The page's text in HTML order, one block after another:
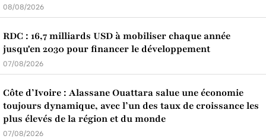
08/08/2026
RDC : 16,7 milliards USD à mobiliser chaque année
jusqu'en 2030 pour financer le développement
07/08/2026
Côte d’Ivoire : Alassane Ouattara salue une économie
toujours dynamique, avec l’un des taux de croissance les
plus élevés de la région et du monde
07/08/2026